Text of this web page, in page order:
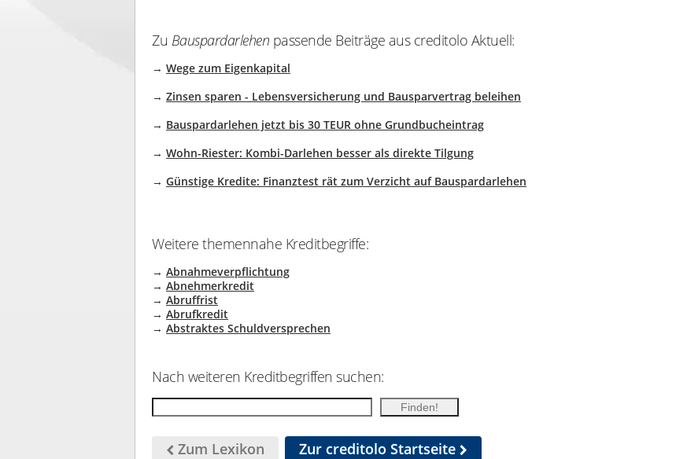
Zu Bauspardarlehen passende Beiträge aus creditolo Aktuell:
→ Wege zum Eigenkapital
→ Zinsen sparen - Lebensversicherung und Bausparvertrag beleihen
→ Bauspardarlehen jetzt bis 30 TEUR ohne Grundbucheintrag
→ Wohn-Riester: Kombi-Darlehen besser als direkte Tilgung
→ Günstige Kredite: Finanztest rät zum Verzicht auf Bauspardarlehen
Weitere themennahe Kreditbegriffe:
→ Abnahmeverpflichtung
→ Abnehmerkredit
→ Abruffrist
→ Abrufkredit
→ Abstraktes Schuldversprechen
Nach weiteren Kreditbegriffen suchen:
Zum Lexikon Zur creditolo Startseite